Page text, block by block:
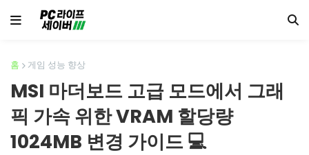
홈 게임 성능 향상
MSI 마더보드 고급 모드에서 그래
픽 가속 위한 VRAM 할당량
1024MB 변경 가이드 💻